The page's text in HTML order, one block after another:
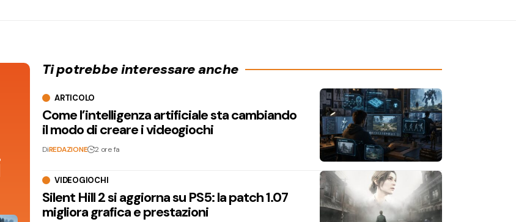
Ti potrebbe interessare anche
ARTICOLO
Come l’intelligenza artificiale sta cambiando
il modo di creare i videogiochi
DiREDAZIONE 2 ore fa
VIDEOGIOCHI
Silent Hill 2 si aggiorna su PS5: la patch 1.07
migliora grafica e prestazioni